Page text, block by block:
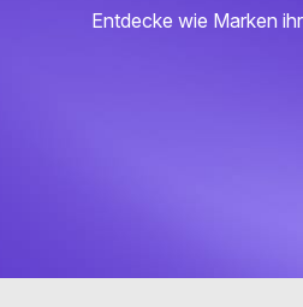
Entdecke wie Marken